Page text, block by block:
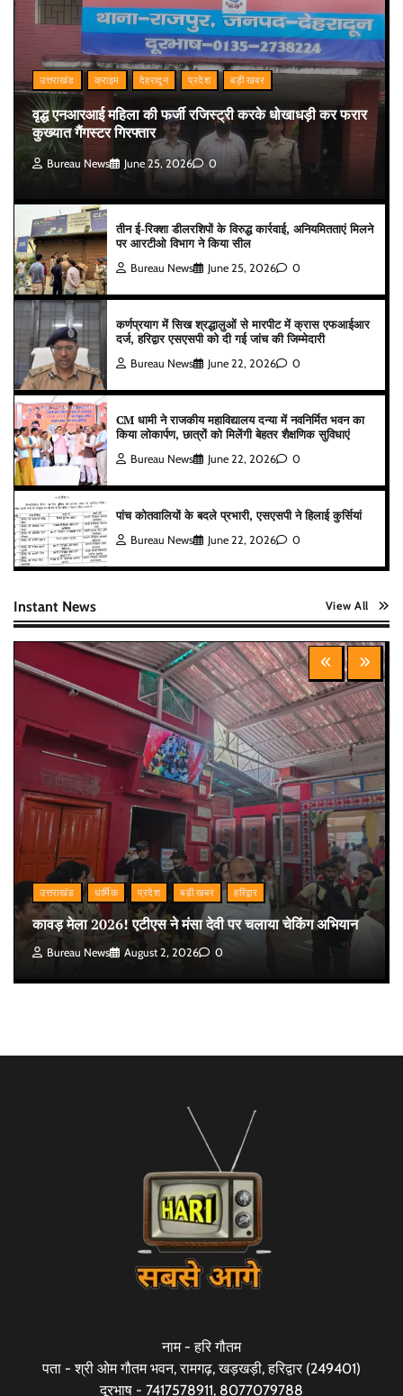
उत्तराखंड क्राइम देहरादून प्रदेश बड़ी खबर
वृद्ध एनआरआई महिला की फर्जी रजिस्ट्री करके धोखाधड़ी कर फरार
कुख्यात गैंगस्टर गिरफ्तार
Bureau News June 25, 2026 0
तीन ई-रिक्शा डीलरशिपों के विरुद्ध कार्रवाई, अनियमितताएं मिलने
पर आरटीओ विभाग ने किया सील
Bureau News June 25, 2026 0
कर्णप्रयाग में सिख श्रद्धालुओं से मारपीट में क्रास एफआईआर
दर्ज, हरिद्वार एसएसपी को दी गई जांच की जिम्मेदारी
Bureau News June 22, 2026 0
CM धामी ने राजकीय महाविद्यालय दन्या में नवनिर्मित भवन का
किया लोकार्पण, छात्रों को मिलेंगी बेहतर शैक्षणिक सुविधाएं
Bureau News June 22, 2026 0
पांच कोतवालियों के बदले प्रभारी, एसएसपी ने हिलाई कुर्सियां
Bureau News June 22, 2026 0
Instant News View All
उत्तराखंड धार्मिक प्रदेश बड़ी खबर हरिद्वार
कावड़ मेला 2026! एटीएस ने मंसा देवी पर चलाया चेकिंग अभियान
Bureau News August 2, 2026 0
नाम - हरि गौतम
पता - श्री ओम गौतम भवन, रामगढ़, खड़खड़ी, हरिद्वार (249401)
दूरभाष - 7417578911, 8077079788